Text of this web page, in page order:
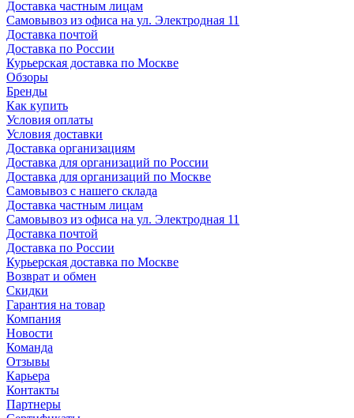
Доставка частным лицам
Самовывоз из офиса на ул. Электродная 11
Доставка почтой
Доставка по России
Курьерская доставка по Москве
Обзоры
Бренды
Как купить
Условия оплаты
Условия доставки
Доставка организациям
Доставка для организаций по России
Доставка для организаций по Москве
Самовывоз с нашего склада
Доставка частным лицам
Самовывоз из офиса на ул. Электродная 11
Доставка почтой
Доставка по России
Курьерская доставка по Москве
Возврат и обмен
Скидки
Гарантия на товар
Компания
Новости
Команда
Отзывы
Карьера
Контакты
Партнеры